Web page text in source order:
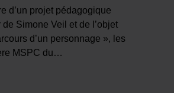
d’un projet pédagogique
de Simone Veil et de l’objet
d’un personnage », les
MSPC du…